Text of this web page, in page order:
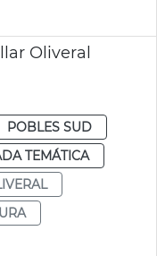
Oliveral
POBLES SUD
TEMÁTICA